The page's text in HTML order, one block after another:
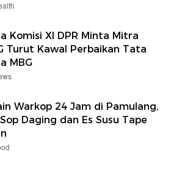
Komisi XI DPR Minta Mitra
Turut Kawal Perbaikan Tata
MBG
Warkop 24 Jam di Pamulang,
Daging dan Es Susu Tape